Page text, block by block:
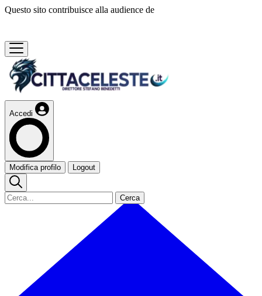
Questo sito contribuisce alla audience de
Accedi
Modifica profilo Logout
Cerca